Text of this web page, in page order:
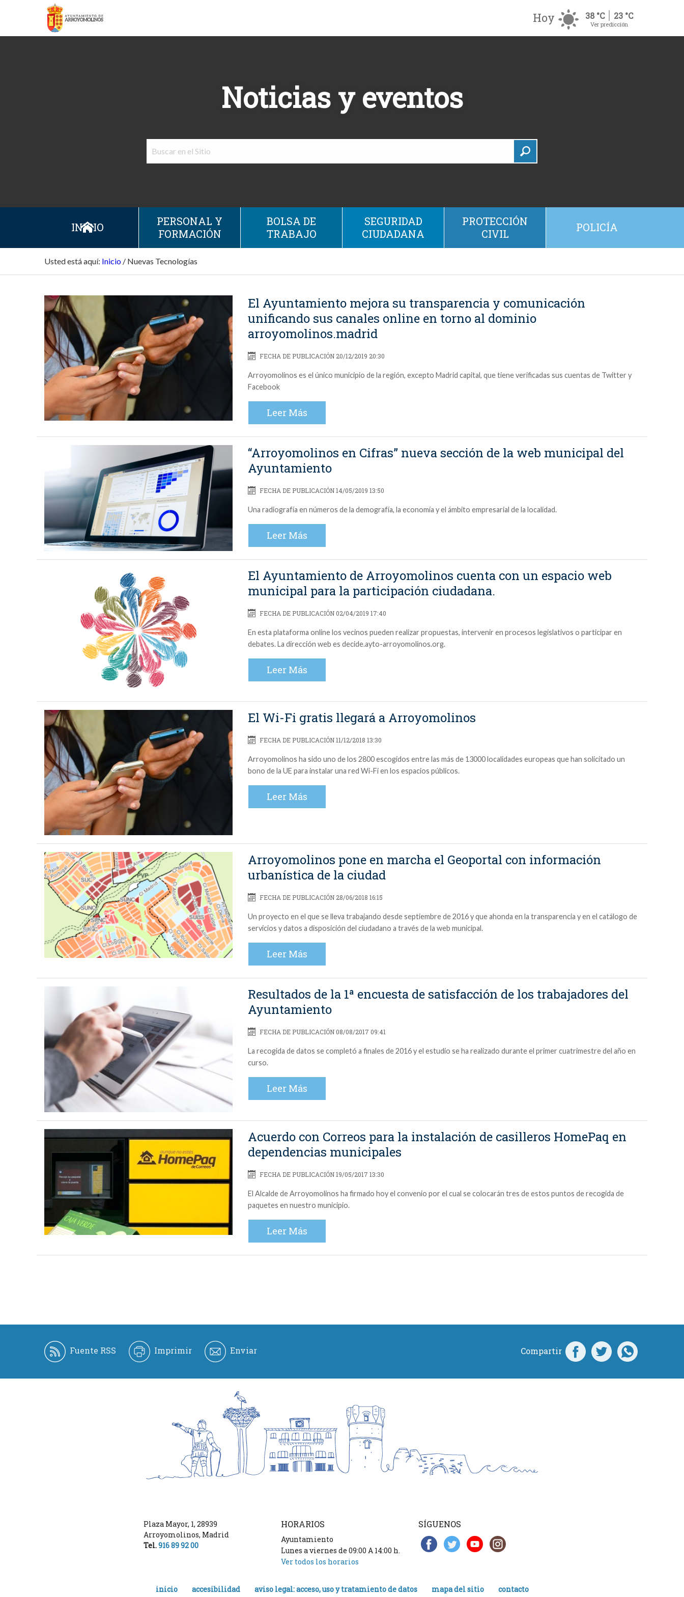
Hoy 38 °C 23 °C
Ver predicción
Noticias y eventos
INICIO
PERSONAL Y
FORMACIÓN
BOLSA DE
TRABAJO
SEGURIDAD
CIUDADANA
PROTECCIÓN
CIVIL
POLICÍA
Usted está aquí: Inicio / Nuevas Tecnologías
El Ayuntamiento mejora su transparencia y comunicación
unificando sus canales online en torno al dominio
arroyomolinos.madrid
FECHA DE PUBLICACIÓN 20/12/2019 20:30
Arroyomolinos es el único municipio de la región, excepto Madrid capital, que tiene verificadas sus cuentas de Twitter y
Facebook
Leer Más
“Arroyomolinos en Cifras” nueva sección de la web municipal del
Ayuntamiento
FECHA DE PUBLICACIÓN 14/05/2019 13:50
Una radiografía en números de la demografía, la economía y el ámbito empresarial de la localidad.
Leer Más
El Ayuntamiento de Arroyomolinos cuenta con un espacio web
municipal para la participación ciudadana.
FECHA DE PUBLICACIÓN 02/04/2019 17:40
En esta plataforma online los vecinos pueden realizar propuestas, intervenir en procesos legislativos o participar en
debates. La dirección web es decide.ayto-arroyomolinos.org.
Leer Más
El Wi-Fi gratis llegará a Arroyomolinos
FECHA DE PUBLICACIÓN 11/12/2018 13:30
Arroyomolinos ha sido uno de los 2800 escogidos entre las más de 13000 localidades europeas que han solicitado un
bono de la UE para instalar una red Wi-Fi en los espacios públicos.
Leer Más
Arroyomolinos pone en marcha el Geoportal con información
urbanística de la ciudad
FECHA DE PUBLICACIÓN 28/06/2018 16:15
Un proyecto en el que se lleva trabajando desde septiembre de 2016 y que ahonda en la transparencia y en el catálogo de
servicios y datos a disposición del ciudadano a través de la web municipal.
Leer Más
Resultados de la 1ª encuesta de satisfacción de los trabajadores del
Ayuntamiento
FECHA DE PUBLICACIÓN 08/08/2017 09:41
La recogida de datos se completó a finales de 2016 y el estudio se ha realizado durante el primer cuatrimestre del año en
curso.
Leer Más
Acuerdo con Correos para la instalación de casilleros HomePaq en
dependencias municipales
FECHA DE PUBLICACIÓN 19/05/2017 13:30
El Alcalde de Arroyomolinos ha firmado hoy el convenio por el cual se colocarán tres de estos puntos de recogida de
paquetes en nuestro municipio.
Leer Más
Fuente RSS Imprimir Enviar Compartir
Plaza Mayor, 1, 28939
Arroyomolinos, Madrid
Tel.916 89 92 00
HORARIOS
Ayuntamiento
Lunes a viernes de 09:00 A 14:00 h.
Ver todos los horarios
SÍGUENOS
inicio accesibilidad aviso legal: acceso, uso y tratamiento de datos mapa del sitio contacto